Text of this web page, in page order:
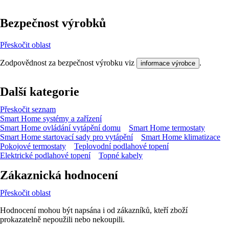
Bezpečnost výrobků
Přeskočit oblast
Zodpovědnost za bezpečnost výrobku viz informace výrobce .
Další kategorie
Přeskočit seznam
Smart Home systémy a zařízení
Smart Home ovládání vytápění domu
Smart Home termostaty
Smart Home startovací sady pro vytápění
Smart Home klimatizace
Pokojové termostaty
Teplovodní podlahové topení
Elektrické podlahové topení
Topné kabely
Zákaznická hodnocení
Přeskočit oblast
Hodnocení mohou být napsána i od zákazníků, kteří zboží
prokazatelně nepoužili nebo nekoupili.